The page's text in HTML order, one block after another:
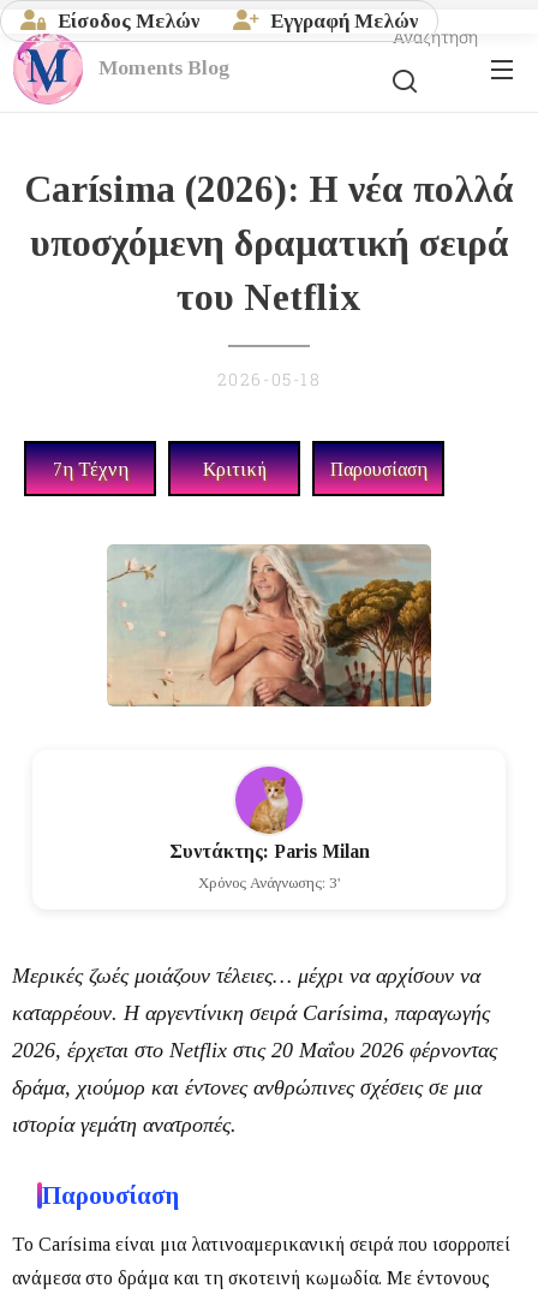
Είσοδος Μελών Εγγραφή Μελών
Moments Blog
Αναζήτηση
Carísima (2026): Η νέα πολλά
υποσχόμενη δραματική σειρά
του Netflix
2026-05-18
7η Τέχνη Κριτική Παρουσίαση
Συντάκτης: Paris Milan
Χρόνος Ανάγνωσης: 3'
Μερικές ζωές μοιάζουν τέλειες… μέχρι να αρχίσουν να
καταρρέουν. Η αργεντίνικη σειρά Carísima, παραγωγής
2026, έρχεται στο Netflix στις 20 Μαΐου 2026 φέρνοντας
δράμα, χιούμορ και έντονες ανθρώπινες σχέσεις σε μια
ιστορία γεμάτη ανατροπές.
Παρουσίαση
Το Carísima είναι μια λατινοαμερικανική σειρά που ισορροπεί
ανάμεσα στο δράμα και τη σκοτεινή κωμωδία. Με έντονους